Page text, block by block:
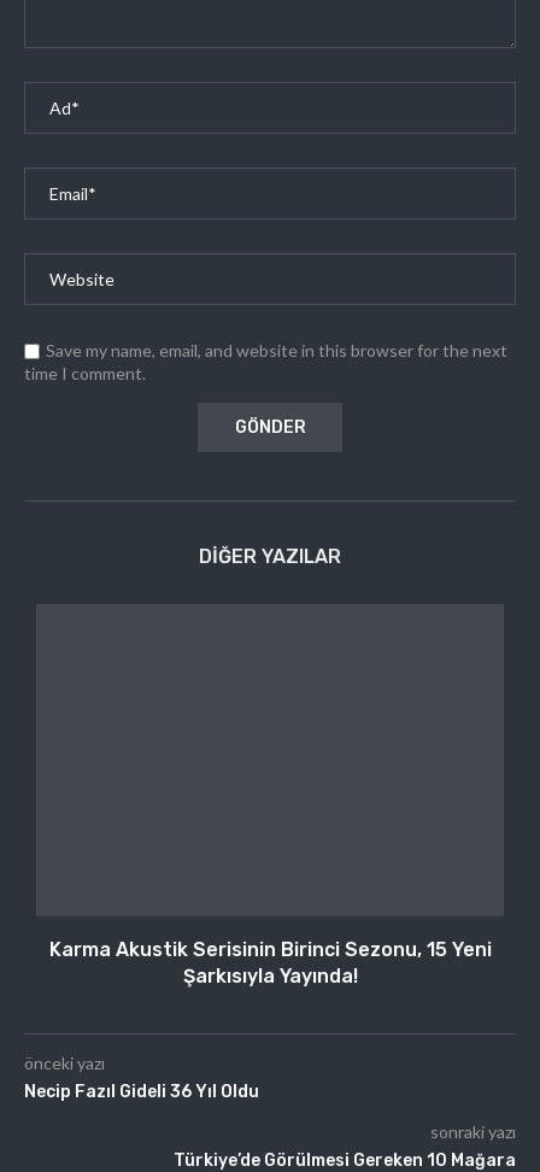
Save my name, email, and website in this browser for the next
time I comment.
DIĞER YAZILAR
Karma Akustik Serisinin Birinci Sezonu, 15 Yeni
Şarkısıyla Yayında!
önceki yazı
Necip Fazıl Gideli 36 Yıl Oldu
sonraki yazı
Türkiye’de Görülmesi Gereken 10 Mağara